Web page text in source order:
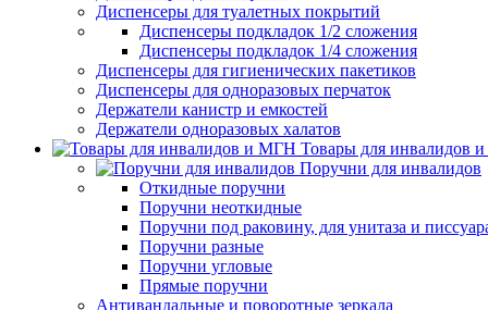
Диспенсеры для туалетных покрытий
Диспенсеры подкладок 1/2 сложения
Диспенсеры подкладок 1/4 сложения
Диспенсеры для гигиенических пакетиков
Диспенсеры для одноразовых перчаток
Держатели канистр и емкостей
Держатели одноразовых халатов
Товары для инвалидов
Поручни для инвалидов
Откидные поручни
Поручни неоткидные
Поручни под раковину, для унитаза и
Поручни разные
Поручни угловые
Прямые поручни
Антивандальные и поворотные зеркала